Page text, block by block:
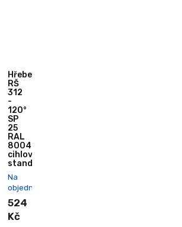
Hřebenáč
RŠ
312
-
120°
SP
25
RAL
8004
cihlová
standard
Na
objednání
524
Kč